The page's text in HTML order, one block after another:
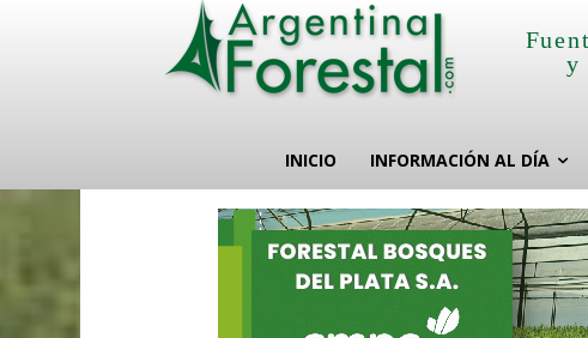
y
INICIO INFORMACIÓN AL DÍA